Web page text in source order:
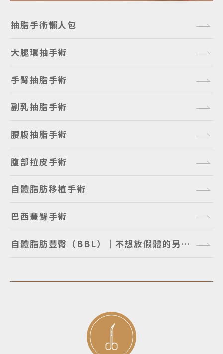
抽脂手術懶人包
大腿環抽手術
手臂抽脂手術
副乳抽脂手術
腰腹抽脂手術
腹部拉皮手術
自體脂肪移植手術
巴西豐臀手術
自體脂肪豐臀（BBL）｜不想放假體的另個選擇